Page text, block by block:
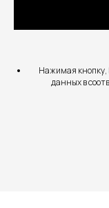
Нажимая кнопку,
данных в